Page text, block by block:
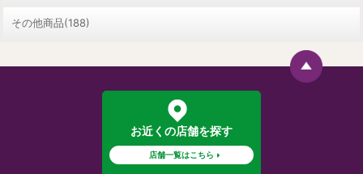
その他商品(188)
お近くの店舗を探す
店舗一覧はこちら